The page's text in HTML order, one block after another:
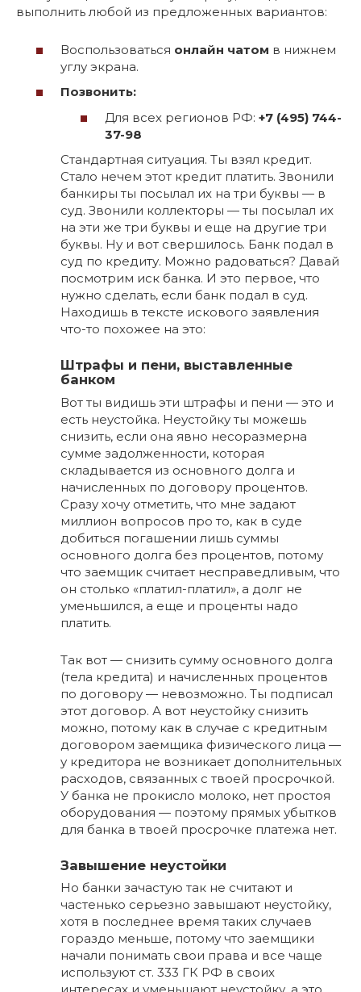
выполнить любой из предложенных вариантов:
Воспользоваться онлайн чатом в нижнем
углу экрана.
Позвонить:
Для всех регионов РФ: +7 (495) 744-
37-98
Стандартная ситуация. Ты взял кредит.
Стало нечем этот кредит платить. Звонили
банкиры ты посылал их на три буквы — в
суд. Звонили коллекторы — ты посылал их
на эти же три буквы и еще на другие три
буквы. Ну и вот свершилось. Банк подал в
суд по кредиту. Можно радоваться? Давай
посмотрим иск банка. И это первое, что
нужно сделать, если банк подал в суд.
Находишь в тексте искового заявления
что-то похожее на это:
Штрафы и пени, выставленные
банком
Вот ты видишь эти штрафы и пени — это и
есть неустойка. Неустойку ты можешь
снизить, если она явно несоразмерна
сумме задолженности, которая
складывается из основного долга и
начисленных по договору процентов.
Сразу хочу отметить, что мне задают
миллион вопросов про то, как в суде
добиться погашении лишь суммы
основного долга без процентов, потому
что заемщик считает несправедливым, что
он столько «платил-платил», а долг не
уменьшился, а еще и проценты надо
платить.
Так вот — снизить сумму основного долга
(тела кредита) и начисленных процентов
по договору — невозможно. Ты подписал
этот договор. А вот неустойку снизить
можно, потому как в случае с кредитным
договором заемщика физического лица —
у кредитора не возникает дополнительных
расходов, связанных с твоей просрочкой.
У банка не прокисло молоко, нет простоя
оборудования — поэтому прямых убытков
для банка в твоей просрочке платежа нет.
Завышение неустойки
Но банки зачастую так не считают и
частенько серьезно завышают неустойку,
хотя в последнее время таких случаев
гораздо меньше, потому что заемщики
начали понимать свои права и все чаще
используют ст. 333 ГК РФ в своих